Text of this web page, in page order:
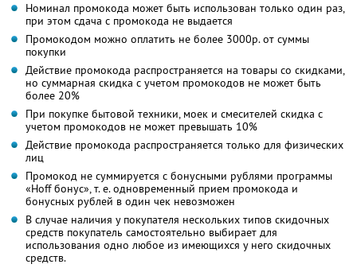
Номинал промокода может быть использован только один раз,
при этом сдача с промокода не выдается
Промокодом можно оплатить не более 3000р. от суммы
покупки
Действие промокода распространяется на товары со скидками,
но суммарная скидка с учетом промокодов не может быть
более 20%
При покупке бытовой техники, моек и смесителей скидка с
учетом промокодов не может превышать 10%
Действие промокода распространяется только для физических
лиц
Промокод не суммируется с бонусными рублями программы
«Hoff бонус», т. е. одновременный прием промокода и
бонусных рублей в один чек невозможен
В случае наличия у покупателя нескольких типов скидочных
средств покупатель самостоятельно выбирает для
использования одно любое из имеющихся у него скидочных
средств.